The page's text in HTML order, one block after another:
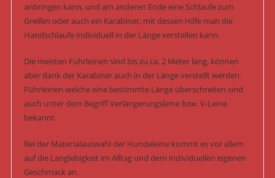
anbringen kann, und am anderen Ende eine Schlaufe zum
Greifen oder auch ein Karabiner, mit dessen Hilfe man die
Handschlaufe individuell in der Länge verstellen kann.
Die meisten Führleinen sind bis zu ca. 2 Meter lang, können
aber dank der Karabiner auch in der Länge verstellt werden.
Führleinen welche eine bestimmte Länge überschreiten sind
auch unter dem Begriff Verlängerungsleine bzw. V-Leine
bekannt.
Bei der Materialauswahl der Hundeleine kommt es vor allem
auf die Langlebigkeit im Alltag und dem individuellen eigenen
Geschmack an.